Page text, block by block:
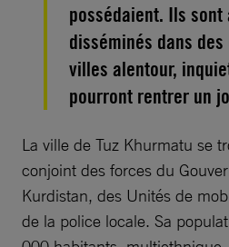
possédaient. Ils sont
disséminés dans
villes alentour,
pourront rentrer un
La ville de Tuz Khurmatu se
conjoint des forces du
Kurdistan, des Unités de
de la police locale. Sa